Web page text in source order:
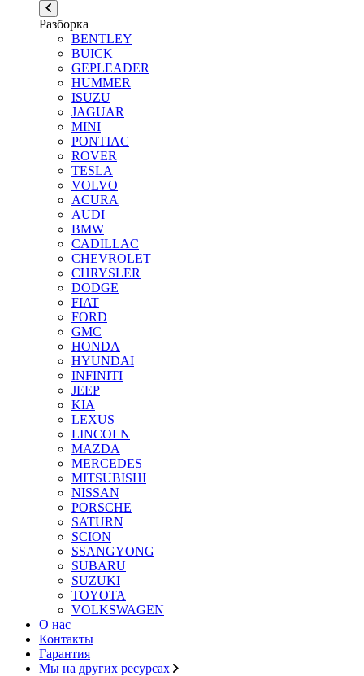
Разборка
BENTLEY
BUICK
GEPLEADER
HUMMER
ISUZU
JAGUAR
MINI
PONTIAC
ROVER
TESLA
VOLVO
ACURA
AUDI
BMW
CADILLAC
CHEVROLET
CHRYSLER
DODGE
FIAT
FORD
GMC
HONDA
HYUNDAI
INFINITI
JEEP
KIA
LEXUS
LINCOLN
MAZDA
MERCEDES
MITSUBISHI
NISSAN
PORSCHE
SATURN
SCION
SSANGYONG
SUBARU
SUZUKI
TOYOTA
VOLKSWAGEN
О нас
Контакты
Гарантия
Мы на других ресурсах